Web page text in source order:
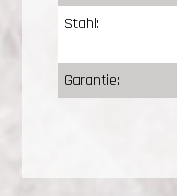
Stahl:
Garantie: